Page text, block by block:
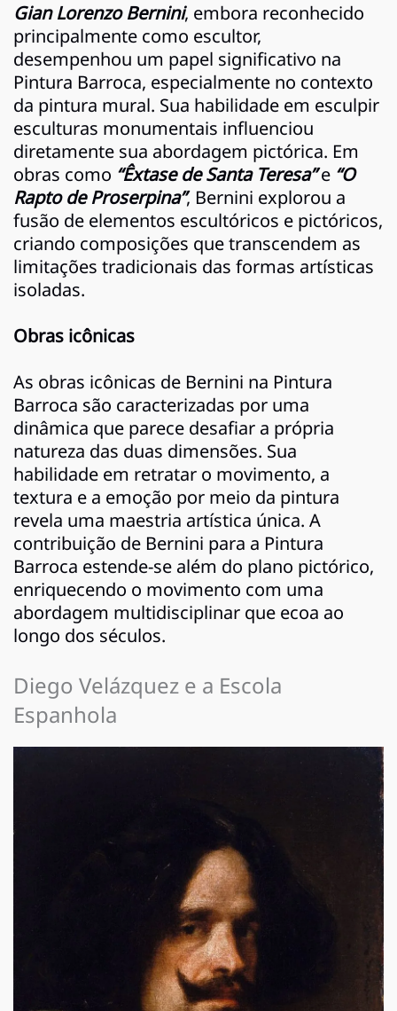
Gian Lorenzo Bernini, embora reconhecido
principalmente como escultor,
desempenhou um papel significativo na
Pintura Barroca, especialmente no contexto
da pintura mural. Sua habilidade em esculpir
esculturas monumentais influenciou
diretamente sua abordagem pictórica. Em
obras como “Êxtase de Santa Teresa” e “O
Rapto de Proserpina”, Bernini explorou a
fusão de elementos escultóricos e pictóricos,
criando composições que transcendem as
limitações tradicionais das formas artísticas
isoladas.
Obras icônicas
As obras icônicas de Bernini na Pintura
Barroca são caracterizadas por uma
dinâmica que parece desafiar a própria
natureza das duas dimensões. Sua
habilidade em retratar o movimento, a
textura e a emoção por meio da pintura
revela uma maestria artística única. A
contribuição de Bernini para a Pintura
Barroca estende-se além do plano pictórico,
enriquecendo o movimento com uma
abordagem multidisciplinar que ecoa ao
longo dos séculos.
Diego Velázquez e a Escola
Espanhola